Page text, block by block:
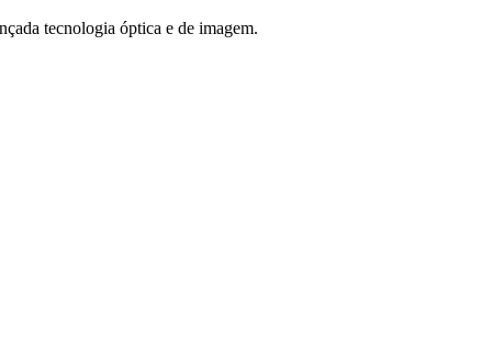
tecnologia óptica e de imagem.